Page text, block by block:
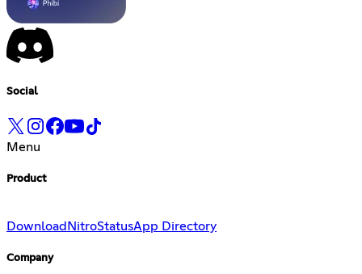
Social
Menu
Product
Download NitroStatusApp Directory
Company